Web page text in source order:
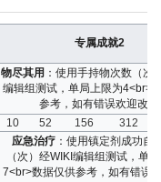
专属成就2
物尽其用 ：使用手持物次数（次
编辑组测试，单局上限为4<br>
参考，如有错误欢迎改正
10 52 156 312
应急治疗 ：使用镇定剂成功自
（次） 经WIKI编辑组测试，单
7<br>数据仅供参考，如有错误